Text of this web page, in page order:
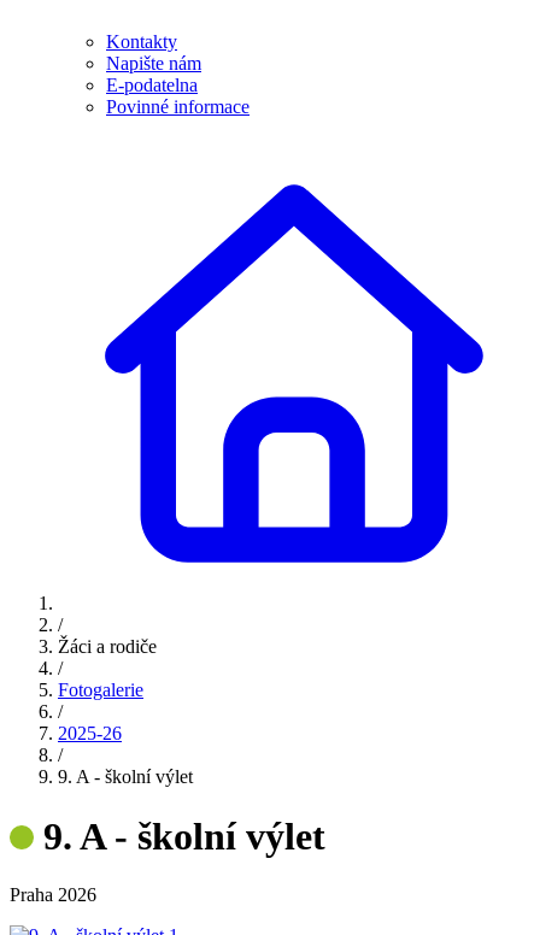
Kontakty
Napište nám
E-podatelna
Povinné informace
/
Žáci a rodiče
/
Fotogalerie
/
2025-26
/
9. A - školní výlet
9. A - školní výlet
Praha 2026